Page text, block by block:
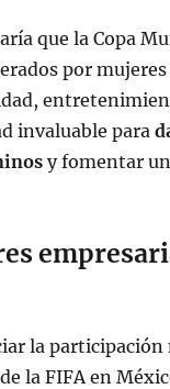
que la Copa
por
invaluable para
y fomentar
la participación
la FIFA en